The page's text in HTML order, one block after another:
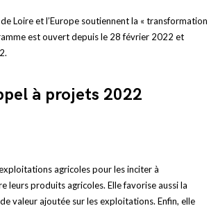
de Loire et l’Europe soutiennent la « transformation
est ouvert depuis le 28 février 2022 et
à projets 2022
exploitations agricoles pour les inciter à
leurs produits agricoles. Elle favorise aussi la
valeur ajoutée sur les exploitations. Enfin, elle